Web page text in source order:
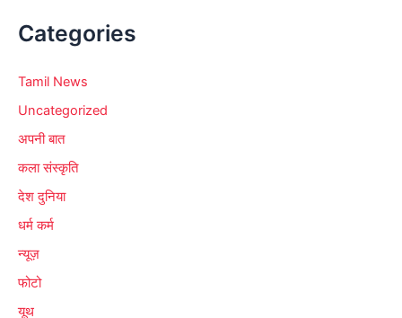
Categories
Tamil News
Uncategorized
अपनी बात
कला संस्कृति
देश दुनिया
धर्म कर्म
न्यूज़
फोटो
यूथ